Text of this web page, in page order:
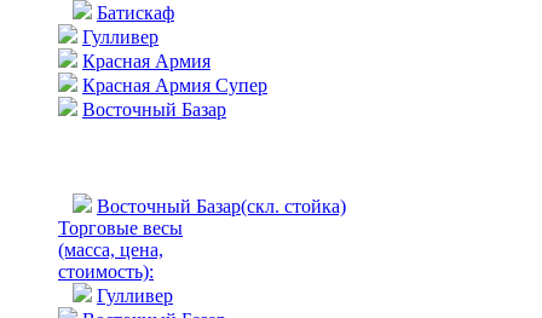
Батискаф
Гулливер
Красная Армия
Красная Армия Супер
Восточный Базар
Восточный Базар(скл. стойка)
Торговые весы
(масса, цена,
стоимость):
Гулливер